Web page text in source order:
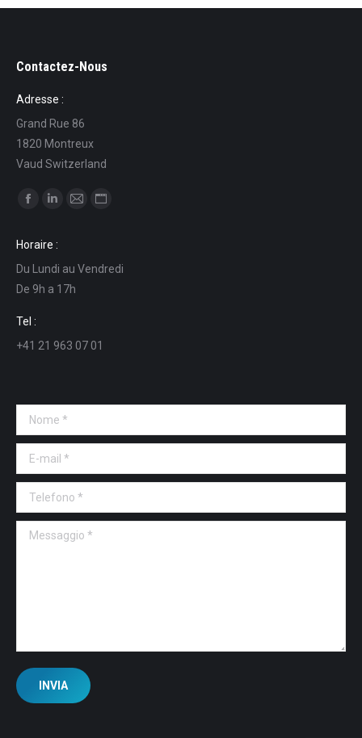
Contactez-Nous
Adresse :
Grand Rue 86
1820 Montreux
Vaud Switzerland
Ci puoi trovare su:
opens
in
new
window
opens
in
new
in
opens
Horaire :
Du Lundi au Vendredi
De 9h a 17h
Tel :
+41 21 963 07 01
Nome *
E-mail *
Telefono *
Messaggio *
INVIA